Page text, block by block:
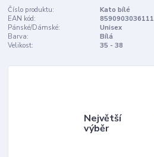
Číslo produktu:
Kato bílé
EAN kód:
8590903036111
Pánské/Dámské:
Unisex
Barva:
Bílá
Velikost:
35 - 38
Největší
výběr